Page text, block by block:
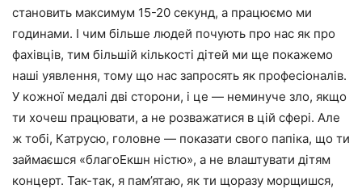
становить максимум 15-20 секунд, а працюємо ми
годинами. І чим більше людей почують про нас як про
фахівців, тим більшій кількості дітей ми ще покажемо
наші уявлення, тому що нас запросять як професіоналів.
У кожної медалі дві сторони, і це — неминуче зло, якщо
ти хочеш працювати, а не розважатися в цій сфері. Але
ж тобі, Катрусю, головне — показати свого папіка, що ти
займаєшся «благоЕкшн ністю», а не влаштувати дітям
концерт. Так-так, я пам’ятаю, як ти щоразу морщишся,